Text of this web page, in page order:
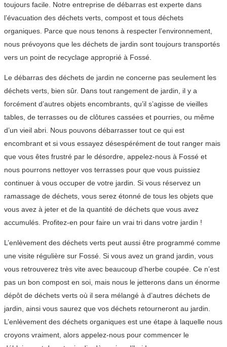
toujours facile. Notre entreprise de débarras est experte dans
l’évacuation des déchets verts, compost et tous déchets
organiques. Parce que nous tenons à respecter l’environnement,
nous prévoyons que les déchets de jardin sont toujours transportés
vers un point de recyclage approprié à Fossé.
Le débarras des déchets de jardin ne concerne pas seulement les
déchets verts, bien sûr. Dans tout rangement de jardin, il y a
forcément d’autres objets encombrants, qu’il s’agisse de vieilles
tables, de terrasses ou de clôtures cassées et pourries, ou même
d’un vieil abri. Nous pouvons débarrasser tout ce qui est
encombrant et si vous essayez désespérément de tout ranger mais
que vous êtes frustré par le désordre, appelez-nous à Fossé et
nous pourrons nettoyer vos terrasses pour que vous puissiez
continuer à vous occuper de votre jardin. Si vous réservez un
ramassage de déchets, vous serez étonné de tous les objets que
vous avez à jeter et de la quantité de déchets que vous avez
accumulés. Profitez-en pour faire un vrai tri dans votre jardin !
L’enlèvement des déchets verts peut aussi être programmé comme
une visite régulière sur Fossé. Si vous avez un grand jardin, vous
vous retrouverez très vite avec beaucoup d’herbe coupée. Ce n’est
pas un bon compost en soi, mais nous le jetterons dans un énorme
dépôt de déchets verts où il sera mélangé à d’autres déchets de
jardin, ainsi vous saurez que vos déchets retourneront au jardin.
L’enlèvement des déchets organiques est une étape à laquelle nous
croyons vraiment, alors appelez-nous pour commencer le